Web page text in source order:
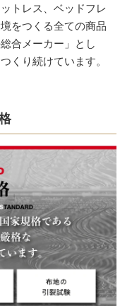
トレス、ベッドフレ
をつくる全ての商品
合メーカー」とし
くり続けています。